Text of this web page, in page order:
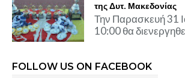
της Δυτ. Μακεδονίας
Την Παρασκευή 31
10:00 θα
FOLLOW US ON FACEBOOK